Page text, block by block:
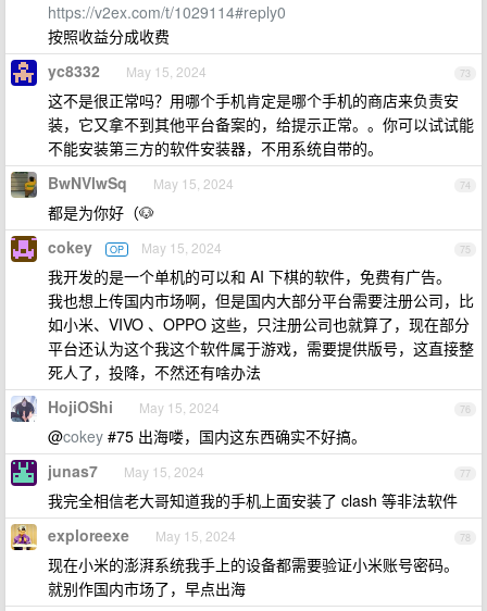
https://v2ex.com/t/1029114#reply0
按照收益分成收费
73
yc8332 May 15, 2024
这不是很正常吗？用哪个手机肯定是哪个手机的商店来负责安
装，它又拿不到其他平台备案的，给提示正常。。你可以试试能
不能安装第三方的软件安装器，不用系统自带的。
74
BwNVlwSq May 15, 2024
都是为你好（🐶
75
cokey OP May 15, 2024
我开发的是一个单机的可以和 AI 下棋的软件，免费有广告。
我也想上传国内市场啊，但是国内大部分平台需要注册公司，比
如小米、VIVO 、OPPO 这些，只注册公司也就算了，现在部分
平台还认为这个我这个软件属于游戏，需要提供版号，这直接整
死人了，投降，不然还有啥办法
76
HojiOShi May 15, 2024
@cokey #75 出海喽，国内这东西确实不好搞。
77
junas7 May 15, 2024
我完全相信老大哥知道我的手机上面安装了 clash 等非法软件
78
exploreexe May 15, 2024
现在小米的澎湃系统我手上的设备都需要验证小米账号密码。
就别作国内市场了，早点出海